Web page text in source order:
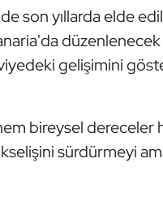
son yıllarda elde
gelişimini
bireysel dereceler
sürdürmeyi